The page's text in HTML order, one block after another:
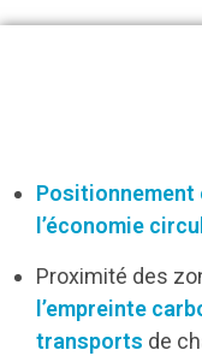
l’économie
Proximité des
l’empreinte
transports de